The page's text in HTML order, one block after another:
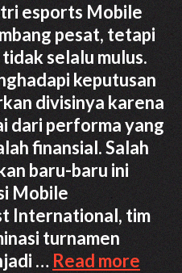
esports Mobile
pesat, tetapi
selalu mulus.
keputusan
divisinya karena
dari performa yang
finansial. Salah
baru-baru ini
Mobile
International, tim
turnamen
… Read more